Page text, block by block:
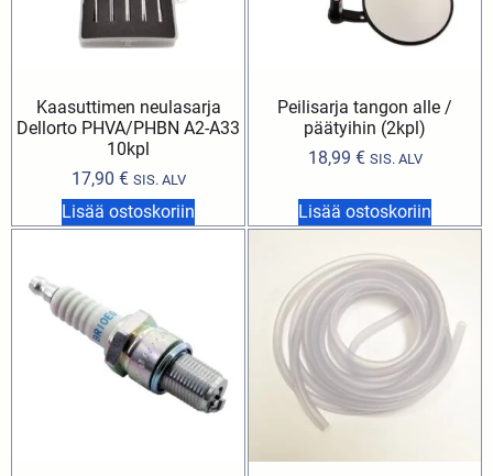
Kaasuttimen neulasarja
Dellorto PHVA/PHBN A2-A33
10kpl
17,90 € SIS. ALV
Lisää ostoskoriin
Peilisarja tangon alle /
päätyihin (2kpl)
18,99 € SIS. ALV
Lisää ostoskoriin